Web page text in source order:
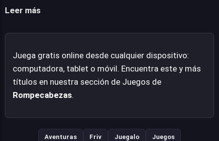
adaptar su experiencia visual mientras se enfrentan a
Leer más
Juega gratis online desde cualquier dispositivo:
computadora, tablet o móvil. Encuentra este y más
títulos en nuestra sección de Juegos de
Rompecabezas.
Aventuras Friv Juegalo Juegos